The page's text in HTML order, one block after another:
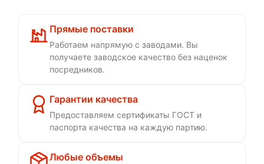
Прямые поставки
Работаем напрямую с заводами. Вы
получаете заводское качество без наценок
посредников.
Гарантии качества
Предоставляем сертификаты ГОСТ и
паспорта качества на каждую партию.
Любые объемы